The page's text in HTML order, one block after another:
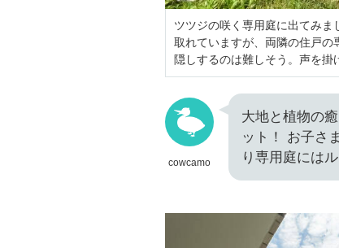
ツツジの咲く専用庭に出てみ
取れていますが、両隣の住戸の
隠しするのは難しそう。声を掛
cowcamo
大地と植物の
ット！ お子さ
り専用庭には